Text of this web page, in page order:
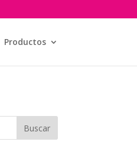
Productos